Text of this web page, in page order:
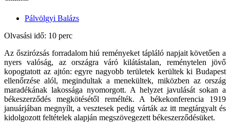
Pálvölgyi Balázs
Olvasási idő: 10 perc
Az őszirózsás forradalom hiú reményeket tápláló napjait követően a
nyers valóság, az országra váró kilátástalan, reménytelen jövő
kopogtatott az ajtón: egyre nagyobb területek kerültek ki Budapest
ellenőrzése alól, megindultak a menekültek, miközben az ország
maradékának lakossága nyomorgott. A helyzet javulását sokan a
békeszerződés megkötésétől remélték. A békekonferencia 1919
januárjában megnyílt, a vesztesek pedig várták az itt megtárgyalt és
kidolgozott feltételek alapján megszövegezett békeszerződésüket.